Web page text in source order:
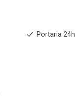
Portaria 24h